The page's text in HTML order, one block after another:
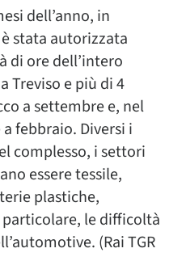
dell’anno, in
stata autorizzata
di ore dell’intero
Treviso e più di 4
a settembre e, nel
febbraio. Diversi i
complesso, i settori
essere tessile,
plastiche,
particolare, le difficoltà
(Rai TGR